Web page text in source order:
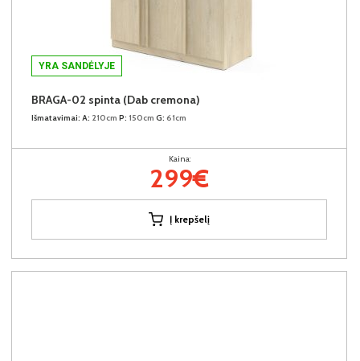
YRA SANDĖLYJE
BRAGA-02 spinta (Dab cremona)
Išmatavimai: A: 210cm P: 150cm G: 61cm
Kaina:
299€
Į krepšelį